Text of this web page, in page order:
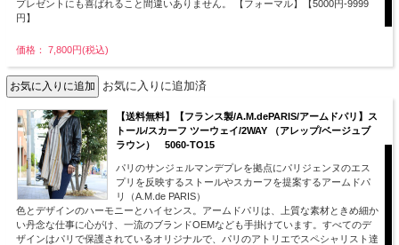
プレゼントにも喜ばれること間違いありません。 【フォーマル】【5000円-9999
円】
価格： 7,800円(税込)
お気に入りに追加済
【送料無料】【フランス製/A.M.dePARIS/アームドパリ】ス
トール/スカーフ ツーウェイ/2WAY （アレップ/ベージュブ
ラウン） 5060-TO15
パリのサンジェルマンデプレを拠点にパリジェンヌのエス
プリを反映するストールやスカーフを提案するアームドパ
リ（A.M.de PARIS）
色とデザインのハーモニーとハイセンス。アームドパリは、上質な素材ときめ細か
い丹念な仕事に心がけ、一流のブランドOEMなども手掛けています。すべてのデ
ザインはパリで保護されているオリジナルで、パリのアトリエでスペシャリスト達